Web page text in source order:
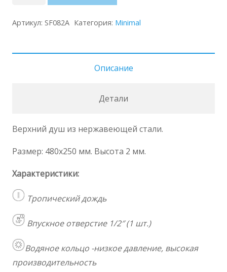
Артикул: SF082A Категория: Minimal
Описание
Детали
Верхний душ из нержавеющей стали.
Размер: 480x250 мм. Высота 2 мм.
Характеристики:
Тропический дождь
Впускное отверстие 1/2″ (1 шт.)
Водяное кольцо -низкое давление, высокая
производительность